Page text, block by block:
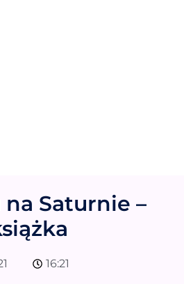
na Saturnie –
16:21